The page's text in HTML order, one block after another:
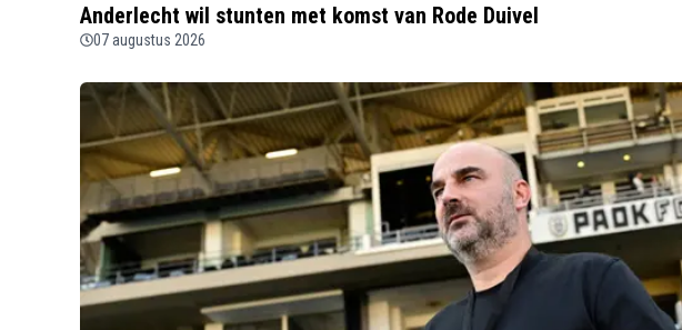
Anderlecht wil stunten met komst van Rode Duivel
07 augustus 2026